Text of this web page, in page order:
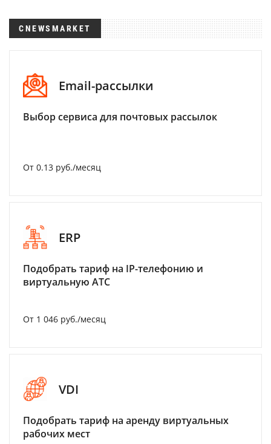
CNEWSMARKET
Email-рассылки
Выбор сервиса для почтовых рассылок
От 0.13 руб./месяц
ERP
Подобрать тариф на IP-телефонию и
виртуальную АТС
От 1 046 руб./месяц
VDI
Подобрать тариф на аренду виртуальных
рабочих мест